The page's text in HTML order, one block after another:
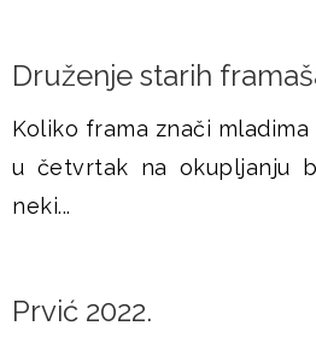
Druženje starih
Koliko frama znači
u četvrtak na okupljanju
neki...
Prvić 2022.